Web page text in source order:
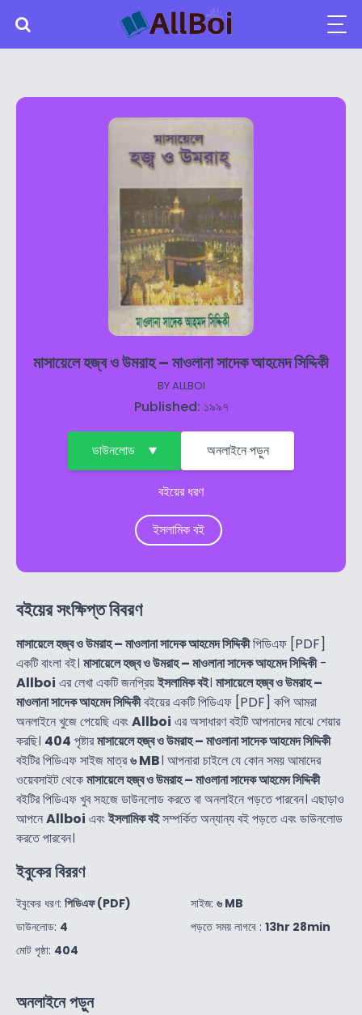
মাসায়েলে হজ্ব ও উমরাহ – মাওলানা সাদেক আহমেদ সিদ্দিকী
BYALLBOI
Published: ১৯৯৭
ডাউনলোড অনলাইনে পড়ুন
বইয়ের ধরণ
ইসলামিক বই
বইয়ের সংক্ষিপ্ত বিবরণ
মাসায়েলে হজ্ব ও উমরাহ – মাওলানা সাদেক আহমেদ সিদ্দিকীপিডিএফ [PDF]
একটি বাংলা বই। মাসায়েলে হজ্ব ও উমরাহ – মাওলানা সাদেক আহমেদ সিদ্দিকী-
Allboi এর লেখা একটি জনপ্রিয়ইসলামিক বই। মাসায়েলে হজ্ব ও উমরাহ –
মাওলানা সাদেক আহমেদ সিদ্দিকীবইয়ের একটি পিডিএফ [PDF] কপি আমরা
অনলাইনে খুজে পেয়েছি এবংAllboi এর অসাধারণ বইটি আপনাদের মাঝে শেয়ার
করছি। 404 পৃষ্টারমাসায়েলে হজ্ব ও উমরাহ – মাওলানা সাদেক আহমেদ সিদ্দিকী
বইটির পিডিএফ সাইজ মাত্র৬ MB। আপনারা চাইলে যে কোন সময় আমাদের
ওয়েবসাইট থেকেমাসায়েলে হজ্ব ও উমরাহ – মাওলানা সাদেক আহমেদ সিদ্দিকী
বইটির পিডিএফ খুব সহজে ডাউনলোড করতে বা অনলাইনে পড়তে পারবেন। এছাড়াও
আপনেAllboi এবংইসলামিক বইসম্পর্কিত অন্যান্য বই পড়তে এবং ডাউনলোড
করতে পারবেন।
ইবুকের বিররণ
ইবুকের ধরণ: পিডিএফ (PDF)
ডাউনলোড: 4
মোট পৃষ্ঠা: 404
সাইজ: ৬ MB
পড়তে সময় লাগবে : 13hr 28min
অনলাইনে পড়ুন